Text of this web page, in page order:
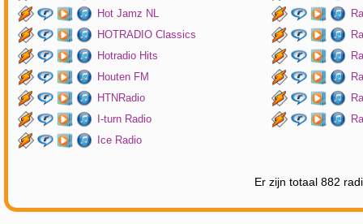
Hot Jamz NL
HOTRADIO Classics
Hotradio Hits
Houten FM
HTNRadio
I-turn Radio
Ice Radio
Er zijn totaal 882